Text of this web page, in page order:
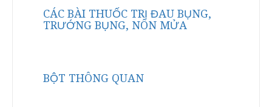
CÁC BÀI THUỐC TRỊ ĐAU BỤNG,
TRƯỚNG BỤNG, NÔN MỬA
BỘT THÔNG QUAN